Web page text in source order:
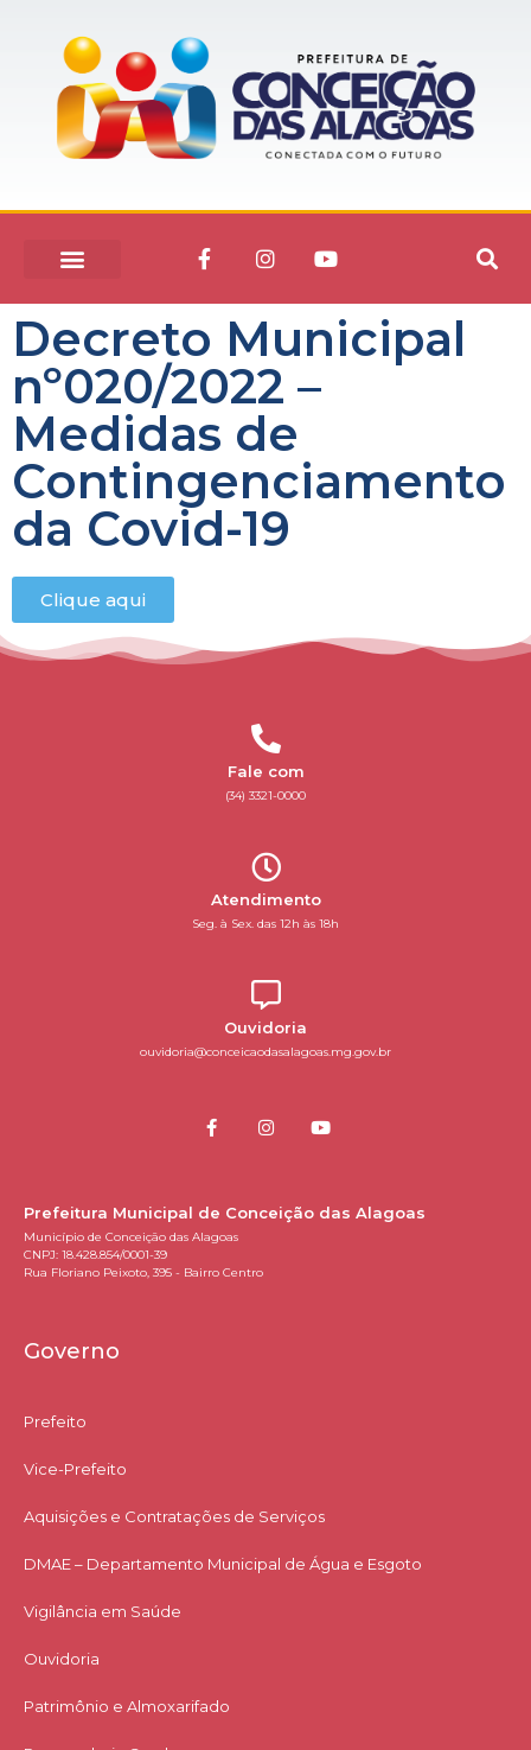
Decreto Municipal
nº020/2022 –
Medidas de
Contingenciamento
da Covid-19
Clique aqui
Fale com
(34) 3321-0000
Atendimento
Seg. à Sex. das 12h às 18h
Ouvidoria
ouvidoria@conceicaodasalagoas.mg.gov.br
Prefeitura Municipal de Conceição das Alagoas
Município de Conceição das Alagoas
CNPJ: 18.428.854/0001-39
Rua Floriano Peixoto, 395 - Bairro Centro
Governo
Prefeito
Vice-Prefeito
Aquisições e Contratações de Serviços​
DMAE – Departamento Municipal de Água e Esgoto
Vigilância em Saúde
Ouvidoria
Patrimônio e Almoxarifado